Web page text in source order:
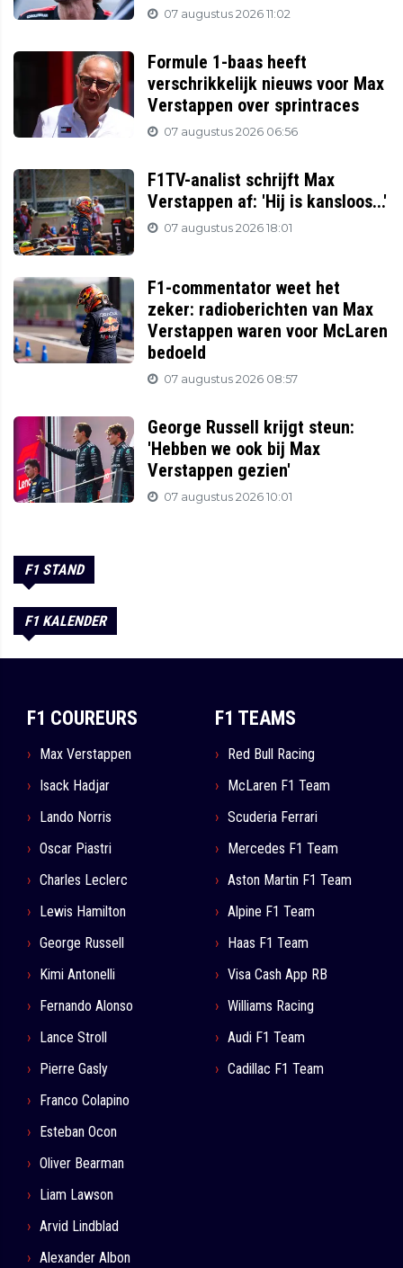
07 augustus 2026 11:02
Formule 1-baas heeft
verschrikkelijk nieuws voor Max
Verstappen over sprintraces
07 augustus 2026 06:56
F1TV-analist schrijft Max
Verstappen af: 'Hij is kansloos...'
07 augustus 2026 18:01
F1-commentator weet het
zeker: radioberichten van Max
Verstappen waren voor McLaren
bedoeld
07 augustus 2026 08:57
George Russell krijgt steun:
'Hebben we ook bij Max
Verstappen gezien'
07 augustus 2026 10:01
F1 STAND
F1 KALENDER
F1 COUREURS
Max Verstappen
Isack Hadjar
Lando Norris
Oscar Piastri
Charles Leclerc
Lewis Hamilton
George Russell
Kimi Antonelli
Fernando Alonso
Lance Stroll
Pierre Gasly
Franco Colapino
Esteban Ocon
Oliver Bearman
Liam Lawson
Arvid Lindblad
Alexander Albon
F1 TEAMS
Red Bull Racing
McLaren F1 Team
Scuderia Ferrari
Mercedes F1 Team
Aston Martin F1 Team
Alpine F1 Team
Haas F1 Team
Visa Cash App RB
Williams Racing
Audi F1 Team
Cadillac F1 Team